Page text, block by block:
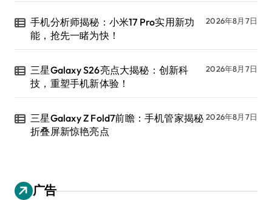
手机分析师揭秘：小米17 Pro实用新功
能，抢先一睹为快！
2026年8月7日
三星Galaxy S26亮点大揭秘：创新科
技，重塑手机新体验！
2026年8月7日
三星Galaxy Z Fold7前瞻：手机管家揭秘
折叠屏新惊艳亮点
2026年8月7日
广告